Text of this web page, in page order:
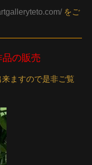
をご
の販売
来ますので是非ご覧